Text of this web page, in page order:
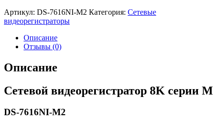
Артикул: DS-7616NI-M2 Категория: Сетевые
видеорегистраторы
Описание
Отзывы (0)
Описание
Сетевой видеорегистратор 8K серии M
DS-7616NI-M2